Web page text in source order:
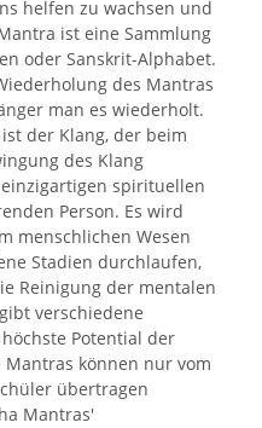
helfen zu wachsen und
ist eine Sammlung
oder Sanskrit-Alphabet.
des Mantras
man es wiederholt.
der Klang, der beim
des Klang
spirituellen
Person. Es wird
menschlichen Wesen
Stadien durchlaufen,
Reinigung der mentalen
verschiedene
Potential der
können nur vom
übertragen
Mantras'